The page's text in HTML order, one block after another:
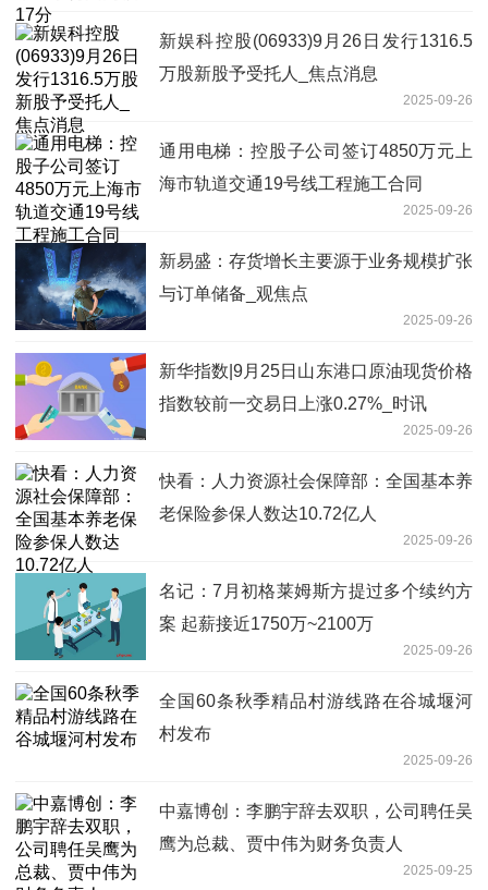
新娱科控股(06933)9月26日发行1316.5
万股新股予受托人_焦点消息
2025-09-26
通用电梯：控股子公司签订4850万元上
海市轨道交通19号线工程施工合同
2025-09-26
新易盛：存货增长主要源于业务规模扩张
与订单储备_观焦点
2025-09-26
新华指数|9月25日山东港口原油现货价格
指数较前一交易日上涨0.27%_时讯
2025-09-26
快看：人力资源社会保障部：全国基本养
老保险参保人数达10.72亿人
2025-09-26
名记：7月初格莱姆斯方提过多个续约方
案 起薪接近1750万~2100万
2025-09-26
全国60条秋季精品村游线路在谷城堰河
村发布
2025-09-26
中嘉博创：李鹏宇辞去双职，公司聘任吴
鹰为总裁、贾中伟为财务负责人
2025-09-25